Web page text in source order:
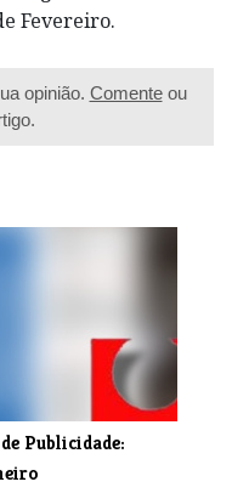
Fevereiro.
opinião. Comenteou
Publicidade: